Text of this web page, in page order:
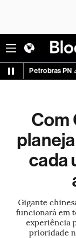
PN 40.87 -
Com
planeja
cada
Gigante
funcionará em
experiência
prioridade